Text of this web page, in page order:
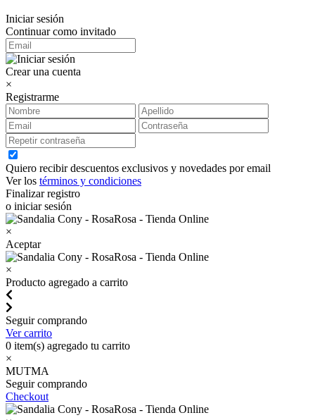
Iniciar sesión
Continuar como invitado
Crear una cuenta
×
Registrarme
Quiero recibir descuentos exclusivos y novedades por email
Ver los términos y condiciones
Finalizar registro
o iniciar sesión
×
Aceptar
×
Producto agregado a carrito
Seguir comprando
Ver carrito
0 item(s) agregado tu carrito
×
MUTMA
Seguir comprando
Checkout